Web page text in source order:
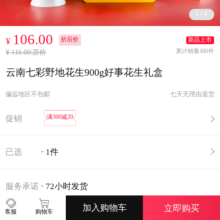
1 4
¥ 106.00 折后价 新品上市
¥ 116.00/原价 累计销量486件
云南七彩野地花生900g好事花生礼盒
偏远地区不包邮 七天无理由退货
促销 满300减20
已选 · 1件
服务承诺 · 72小时发货
客服 购物车 加入购物车 立即购买